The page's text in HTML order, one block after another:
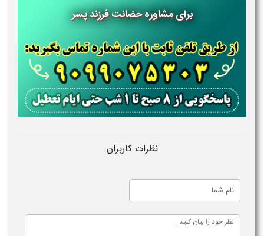
برای مشاوره حضانت فرزند پسر
نظرات کاربران